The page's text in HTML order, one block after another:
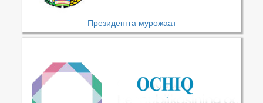
Президентга мурожаат